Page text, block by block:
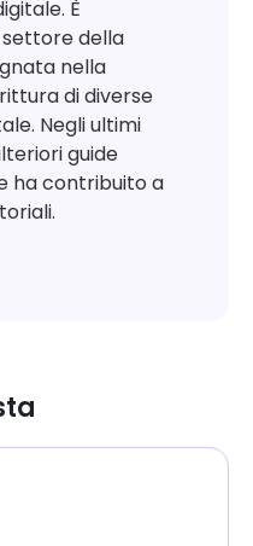
È
della
nella
di diverse
Negli ultimi
guide
ha contribuito a